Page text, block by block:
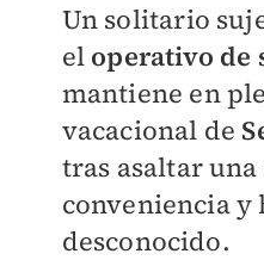
Un solitario
el operativo de
mantiene en
vacacional de
tras asaltar
conveniencia
desconocido.